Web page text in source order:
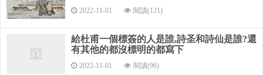
凌晨過驪山，御榻在嵽嵲。
蚩尤塞寒空，蹴蹋崖谷滑。
瑤池氣郁律，羽林相摩戛。
2022-11-01 閱讀(121)
給杜甫一個標簽的人是誰,詩圣和詩仙是誰?還
有其他的都沒標明的都寫下
2022-11-01 閱讀(96)